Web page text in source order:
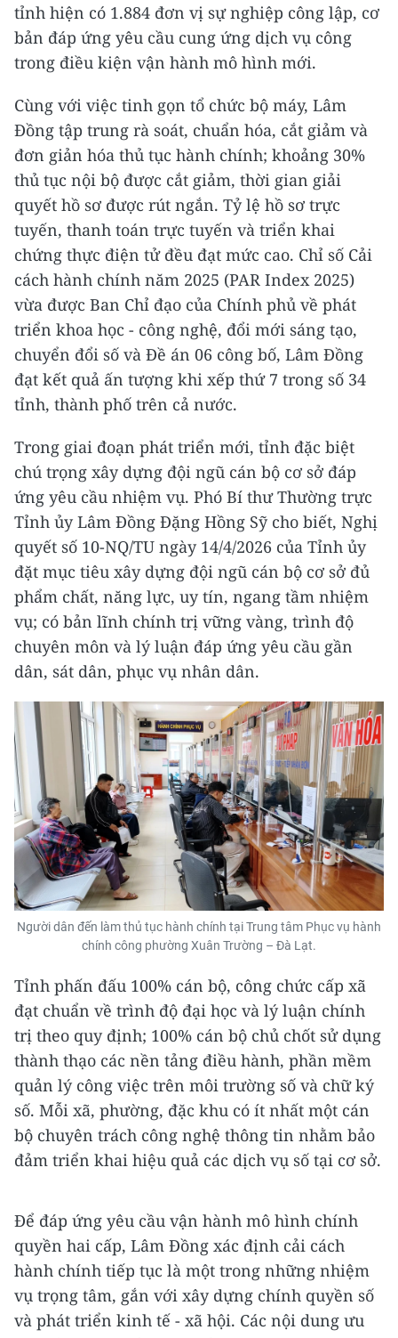
tỉnh hiện có 1.884 đơn vị sự nghiệp công lập, cơ
bản đáp ứng yêu cầu cung ứng dịch vụ công
trong điều kiện vận hành mô hình mới.
Cùng với việc tinh gọn tổ chức bộ máy, Lâm
Đồng tập trung rà soát, chuẩn hóa, cắt giảm và
đơn giản hóa thủ tục hành chính; khoảng 30%
thủ tục nội bộ được cắt giảm, thời gian giải
quyết hồ sơ được rút ngắn. Tỷ lệ hồ sơ trực
tuyến, thanh toán trực tuyến và triển khai
chứng thực điện tử đều đạt mức cao. Chỉ số Cải
cách hành chính năm 2025 (PAR Index 2025)
vừa được Ban Chỉ đạo của Chính phủ về phát
triển khoa học - công nghệ, đổi mới sáng tạo,
chuyển đổi số và Đề án 06 công bố, Lâm Đồng
đạt kết quả ấn tượng khi xếp thứ 7 trong số 34
tỉnh, thành phố trên cả nước.
Trong giai đoạn phát triển mới, tỉnh đặc biệt
chú trọng xây dựng đội ngũ cán bộ cơ sở đáp
ứng yêu cầu nhiệm vụ. Phó Bí thư Thường trực
Tỉnh ủy Lâm Đồng Đặng Hồng Sỹ cho biết, Nghị
quyết số 10-NQ/TU ngày 14/4/2026 của Tỉnh ủy
đặt mục tiêu xây dựng đội ngũ cán bộ cơ sở đủ
phẩm chất, năng lực, uy tín, ngang tầm nhiệm
vụ; có bản lĩnh chính trị vững vàng, trình độ
chuyên môn và lý luận đáp ứng yêu cầu gần
dân, sát dân, phục vụ nhân dân.
Người dân đến làm thủ tục hành chính tại Trung tâm Phục vụ hành
chính công phường Xuân Trường – Đà Lạt.
Tỉnh phấn đấu 100% cán bộ, công chức cấp xã
đạt chuẩn về trình độ đại học và lý luận chính
trị theo quy định; 100% cán bộ chủ chốt sử dụng
thành thạo các nền tảng điều hành, phần mềm
quản lý công việc trên môi trường số và chữ ký
số. Mỗi xã, phường, đặc khu có ít nhất một cán
bộ chuyên trách công nghệ thông tin nhằm bảo
đảm triển khai hiệu quả các dịch vụ số tại cơ sở.
Để đáp ứng yêu cầu vận hành mô hình chính
quyền hai cấp, Lâm Đồng xác định cải cách
hành chính tiếp tục là một trong những nhiệm
vụ trọng tâm, gắn với xây dựng chính quyền số
và phát triển kinh tế - xã hội. Các nội dung ưu